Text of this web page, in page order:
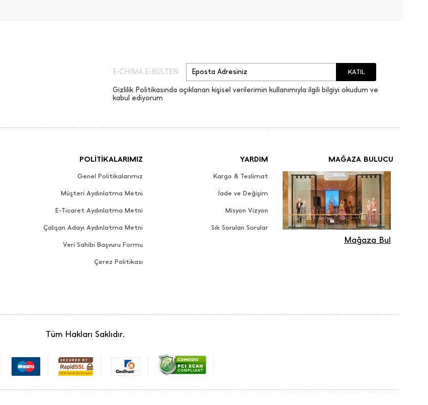
E-CHIMA E-BÜLTEN KATIL
Gizlilik Politikasında açıklanan kişisel verilerimin kullanımıyla ilgili bilgiyi okudum ve
kabul ediyorum
POLİTİKALARIMIZ
Genel Politikalarımız
Müşteri Aydınlatma Metni
E-Ticaret Aydınlatma Metni
Çalışan Adayı Aydınlatma Metni
Veri Sahibi Başvuru Formu
Çerez Politikası
YARDIM
Kargo & Teslimat
İade ve Değişim
Misyon Vizyon
Sık Sorulan Sorular
MAĞAZA BULUCU
Mağaza Bul
Tüm Hakları Saklıdır.